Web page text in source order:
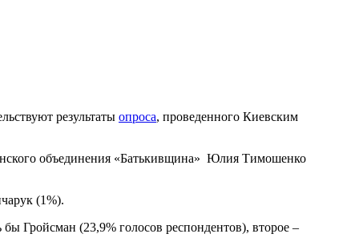
результаты опроса, проведенного Киевским
объединения «Батькивщина» Юлия Тимошенко
(1%).
Гройсман (23,9% голосов респондентов), второе –